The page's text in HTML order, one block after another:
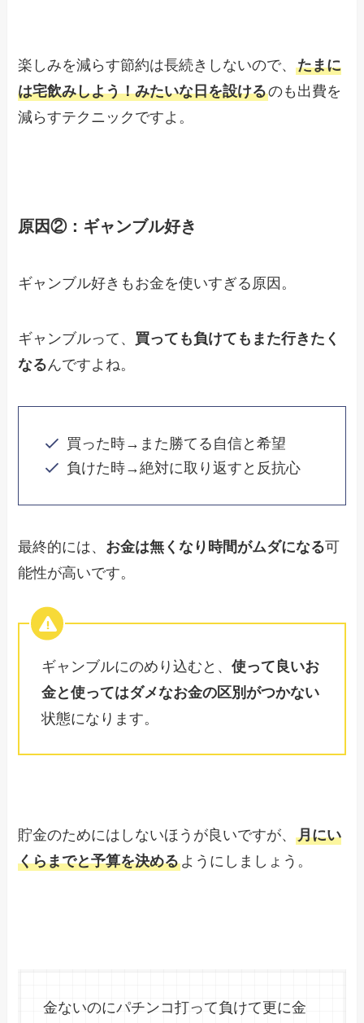
楽しみを減らす節約は長続きしないので、たまに
は宅飲みしよう！みたいな日を設けるのも出費を
減らすテクニックですよ。
原因②：ギャンブル好き
ギャンブル好きもお金を使いすぎる原因。
ギャンブルって、 買っても負けてもまた行きたく
なるんですよね。
買った時→また勝てる自信と希望
負けた時→絶対に取り返すと反抗心
最終的には、 お金は無くなり時間がムダになる可
能性が高いです。
ギャンブルにのめり込むと、使って良いお
金と使ってはダメなお金の区別がつかない
状態になります。
貯金のためにはしないほうが良いですが、月にい
くらまでと予算を決めるようにしましょう。
金ないのにパチンコ打って負けて更に金